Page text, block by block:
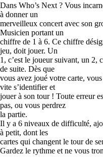
Dans Who’s Next ? Vous
à donner un
merveilleux concert avec son
Musicien portant un
chiffre de 1 à 6. Ce chiffre
jeu, doit jouer. Un
1, c’est le joueur suivant, un 2,
de suite. Dès que
vous avez joué votre carte,
vite s’identifier et
jouer à son tour ! Toute erreur
pas, ou vous perdrez
la partie.
Il y a 6 niveaux de difficulté,
à petit, dont les
cartes qui changent le tour de
Gardez le rythme et ne vous